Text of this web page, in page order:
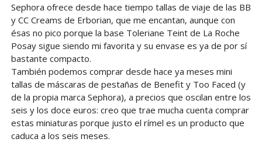
Sephora ofrece desde hace tiempo tallas de viaje de las BB
y CC Creams de Erborian, que me encantan, aunque con
ésas no pico porque la base Toleriane Teint de La Roche
Posay sigue siendo mi favorita y su envase es ya de por sí
bastante compacto.
También podemos comprar desde hace ya meses mini
tallas de máscaras de pestañas de Benefit y Too Faced (y
de la propia marca Sephora), a precios que oscilan entre los
seis y los doce euros: creo que trae mucha cuenta comprar
estas miniaturas porque justo el rímel es un producto que
caduca a los seis meses.